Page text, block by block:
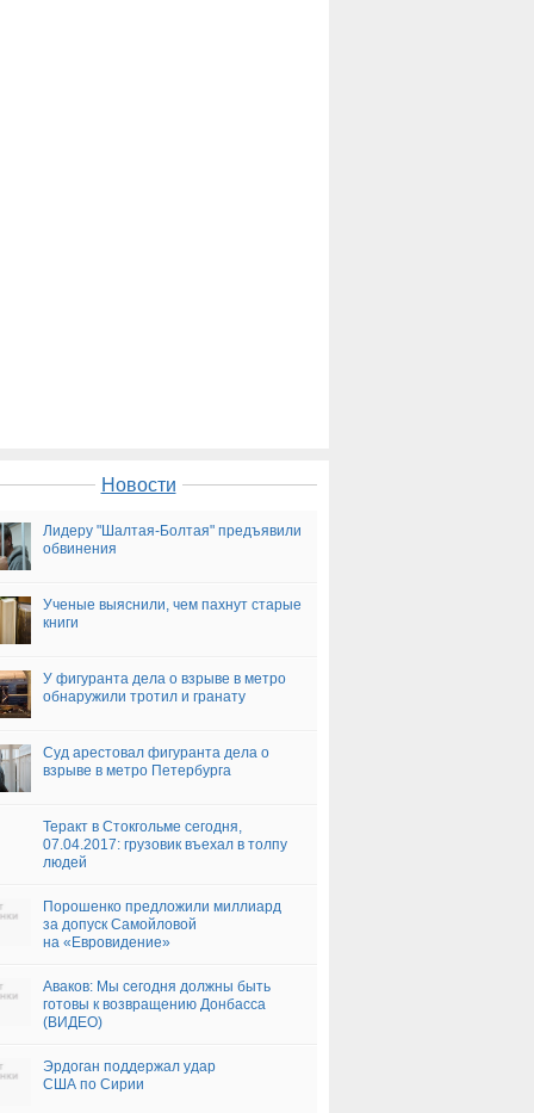
Новости
Лидеру "Шалтая-Болтая" предъявили
обвинения
Ученые выяснили, чем пахнут старые
книги
У фигуранта дела о взрыве в метро
обнаружили тротил и гранату
Суд арестовал фигуранта дела о
взрыве в метро Петербурга
Теракт в Стокгольме сегодня,
07.04.2017: грузовик въехал в толпу
людей
Порошенко предложили миллиард
за допуск Самойловой
на «Евровидение»
Аваков: Мы сегодня должны быть
готовы к возвращению Донбасса
(ВИДЕО)
Эрдоган поддержал удар
США по Сирии